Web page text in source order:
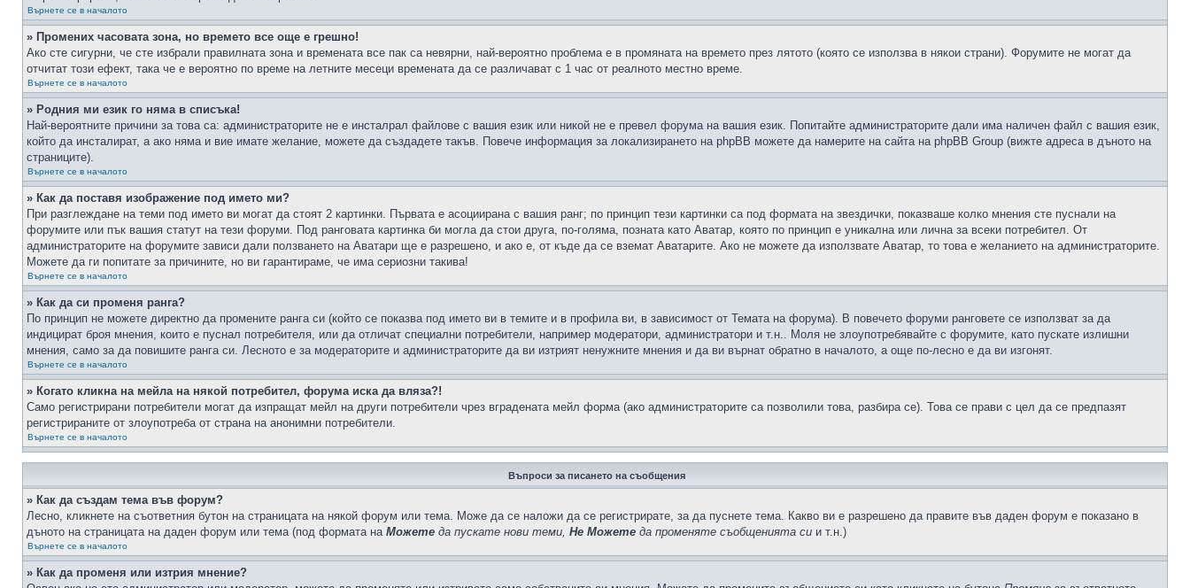
Върнете се в началото
» Промених часовата зона, но времето все още е грешно!
Ако сте сигурни, че сте избрали правилната зона и времената все пак са невярни, най-вероятно проблема е в промяната на времето през лятото (която се използва в някои страни). Форумите не могат да
отчитат този ефект, така че е вероятно по време на летните месеци времената да се различават с 1 час от реалното местно време.
Върнете се в началото
» Родния ми език го няма в списъка!
Най-вероятните причини за това са: администраторите не е инсталрал файлове с вашия език или никой не е превел форума на вашия език. Попитайте администраторите дали има наличен файл с вашия език,
който да инсталират, а ако няма и вие имате желание, можете да създадете такъв. Повече информация за локализирането на phpBB можете да намерите на сайта на phpBB Group (вижте адреса в дъното на
страниците).
Върнете се в началото
» Как да поставя изображение под името ми?
При разглеждане на теми под името ви могат да стоят 2 картинки. Първата е асоциирана с вашия ранг; по принцип тези картинки са под формата на звездички, показваше колко мнения сте пуснали на
форумите или пък вашия статут на тези форуми. Под ранговата картинка би могла да стои друга, по-голяма, позната като Аватар, която по принцип е уникална или лична за всеки потребител. От
администраторите на форумите зависи дали ползването на Аватари ще е разрешено, и ако е, от къде да се вземат Аватарите. Ако не можете да използвате Аватар, то това е желанието на администраторите.
Можете да ги попитате за причините, но ви гарантираме, че има сериозни такива!
Върнете се в началото
» Как да си променя ранга?
По принцип не можете директно да промените ранга си (който се показва под името ви в темите и в профила ви, в зависимост от Темата на форума). В повечето форуми ранговете се използват за да
индицират броя мнения, които е пуснал потребителя, или да отличат специални потребители, например модератори, администратори и т.н.. Моля не злоупотребявайте с форумите, като пускате излишни
мнения, само за да повишите ранга си. Лесното е за модераторите и администраторите да ви изтрият ненужните мнения и да ви върнат обратно в началото, а още по-лесно е да ви изгонят.
Върнете се в началото
» Когато кликна на мейла на някой потребител, форума иска да вляза?!
Само регистрирани потребители могат да изпращат мейл на други потребители чрез вградената мейл форма (ако администраторите са позволили това, разбира се). Това се прави с цел да се предпазят
регистрираните от злоупотреба от страна на анонимни потребители.
Върнете се в началото
Въпроси за писането на съобщения
» Как да създам тема във форум?
Лесно, кликнете на съответния бутон на страницата на някой форум или тема. Може да се наложи да се регистрирате, за да пуснете тема. Какво ви е разрешено да правите във даден форум е показано в
дъното на страницата на даден форум или тема (под формата на Можете да пускате нови теми, Не Можете да променяте съобщенията си и т.н.)
Върнете се в началото
» Как да променя или изтрия мнение?